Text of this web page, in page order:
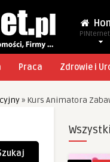
Praca Zdrowie i
» Kurs Animatora